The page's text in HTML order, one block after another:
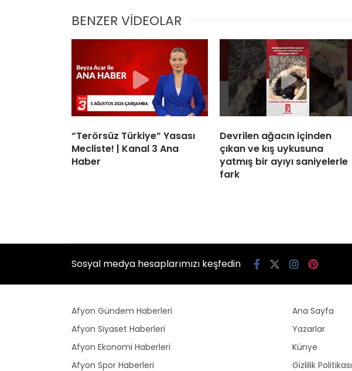
BENZER VİDEOLAR
“Terörsüz Türkiye” Yasası
Mecliste! | Kanal 3 Ana
Haber
Devrilen ağacın içinden
çıkan ve kış uykusuna
yatmış bir ayıyı saniyelerle
fark
Sosyal medya hesaplarımızı keşfedin
Afyon Gündem Haberleri
Afyon Siyaset Haberleri
Afyon Ekonomi Haberleri
Afyon Spor Haberleri
Ana Sayfa
Yazarlar
Künye
Gizlilik Politikası